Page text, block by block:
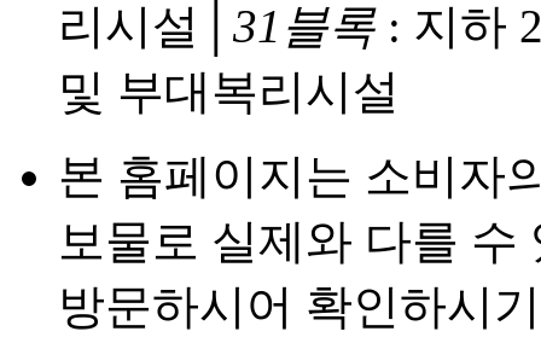
리시설│ 31블록: 지하
및 부대복리시설
본 홈페이지는 소비자
보물로 실제와 다를 수
방문하시어 확인하시